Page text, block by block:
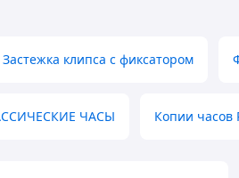
Застежка клипса с фиксатором
ЧАСЫ Копии часов